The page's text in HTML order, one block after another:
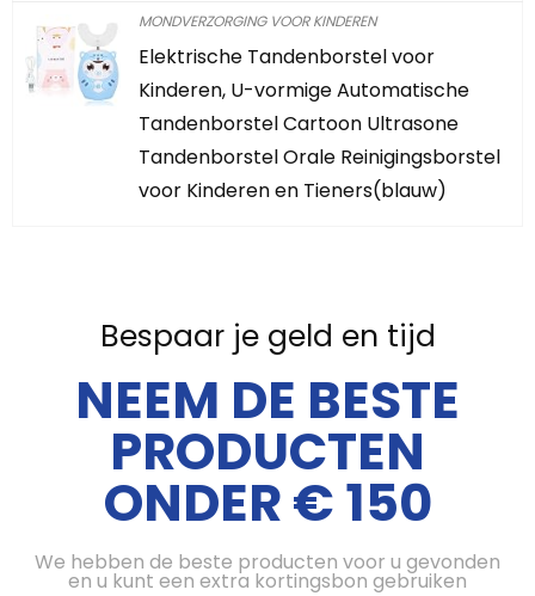
MONDVERZORGING VOOR KINDEREN
Elektrische Tandenborstel voor
Kinderen, U-vormige Automatische
Tandenborstel Cartoon Ultrasone
Tandenborstel Orale Reinigingsborstel
voor Kinderen en Tieners(blauw)
Bespaar je geld en tijd
NEEM DE BESTE
PRODUCTEN
ONDER € 150
We hebben de beste producten voor u gevonden
en u kunt een extra kortingsbon gebruiken